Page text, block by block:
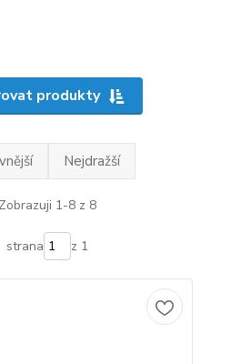
produkty
Nejdražší
Zobrazuji 1-8 z 8
strana z 1